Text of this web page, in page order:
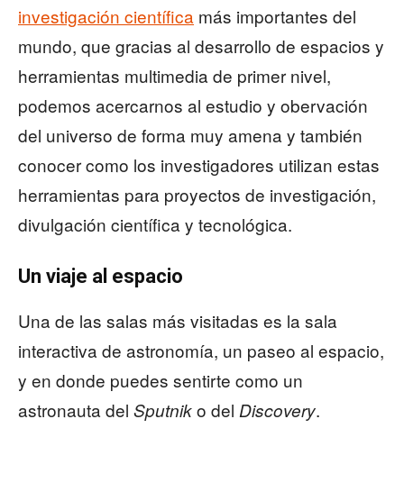
investigación científica más importantes del
mundo, que gracias al desarrollo de espacios y
herramientas multimedia de primer nivel,
podemos acercarnos al estudio y obervación
del universo de forma muy amena y también
conocer como los investigadores utilizan estas
herramientas para proyectos de investigación,
divulgación científica y tecnológica.
Un viaje al espacio
Una de las salas más visitadas es la sala
interactiva de astronomía, un paseo al espacio,
y en donde puedes sentirte como un
astronauta del Sputniko del Discovery.